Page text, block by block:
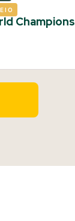
Champions